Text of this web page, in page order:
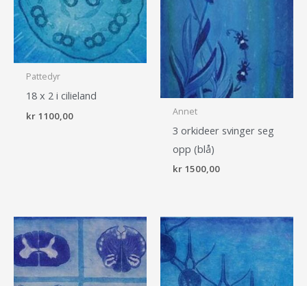
Pattedyr
18 x 2 i cilieland
kr1100,00 Annet
3 orkideer svinger seg
opp (blå)
kr1500,00